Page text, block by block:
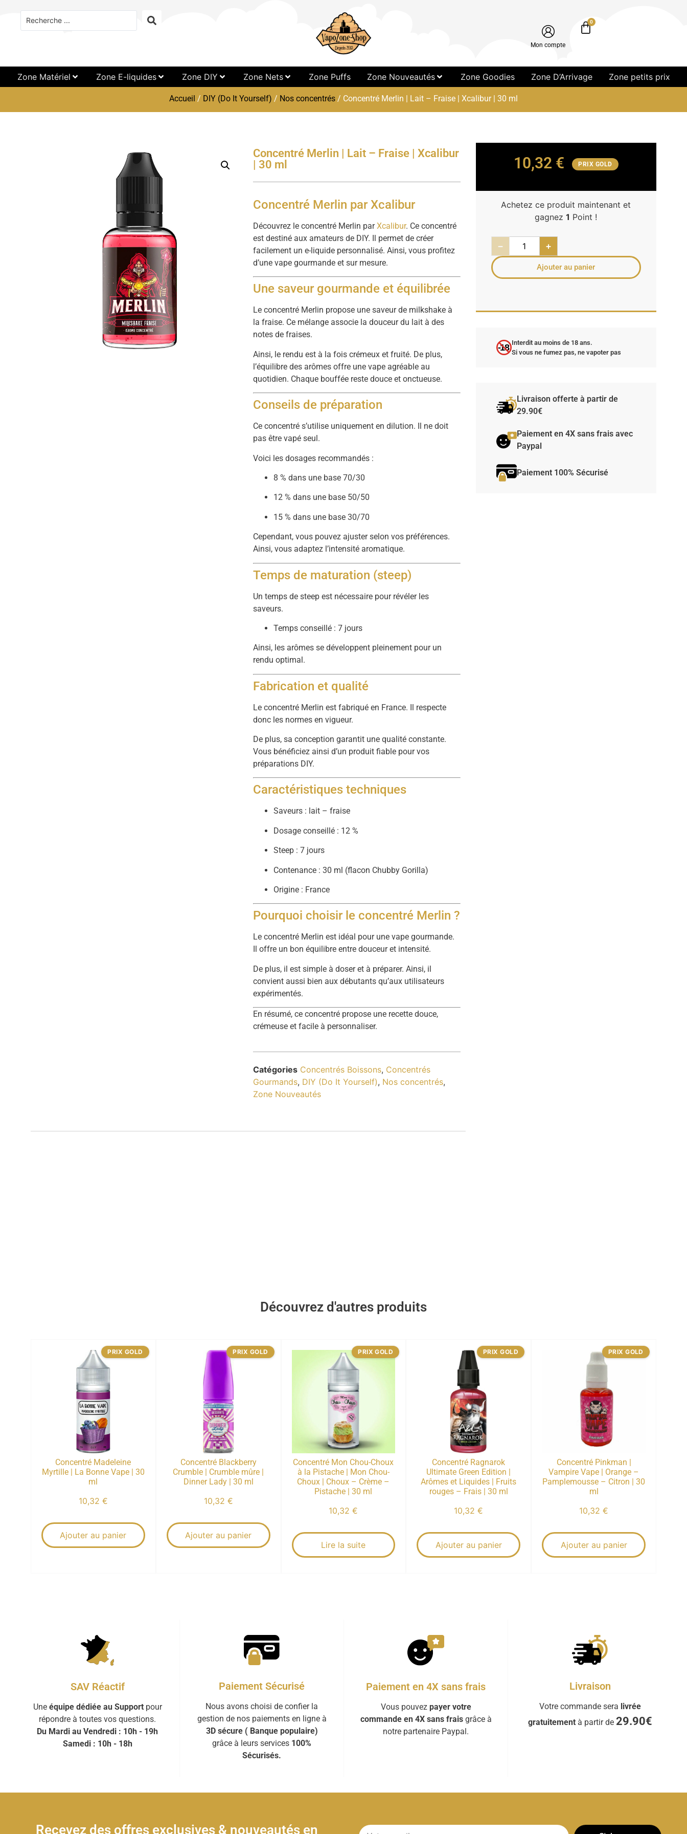
Mon compte
0
Zone Matériel Zone E-liquides Zone DIY Zone Nets Zone Puffs Zone Nouveautés Zone Goodies Zone D’Arrivage Zone petits prix
Accueil / DIY (Do It Yourself) / Nos concentrés / Concentré Merlin | Lait – Fraise | Xcalibur | 30 ml
Concentré Merlin | Lait – Fraise | Xcalibur
| 30 ml
Concentré Merlin par Xcalibur
Découvrez le concentré Merlin parXcalibur. Ce concentré
est destiné aux amateurs de DIY. Il permet de créer
facilement un e-liquide personnalisé. Ainsi, vous profitez
d’une vape gourmande et sur mesure.
Une saveur gourmande et équilibrée
Le concentré Merlin propose une saveur de milkshake à
la fraise. Ce mélange associe la douceur du lait à des
notes de fraises.
Ainsi, le rendu est à la fois crémeux et fruité. De plus,
l’équilibre des arômes offre une vape agréable au
quotidien. Chaque bouffée reste douce et onctueuse.
Conseils de préparation
Ce concentré s’utilise uniquement en dilution. Il ne doit
pas être vapé seul.
Voici les dosages recommandés :
8 % dans une base 70/30
12 % dans une base 50/50
15 % dans une base 30/70
Cependant, vous pouvez ajuster selon vos préférences.
Ainsi, vous adaptez l’intensité aromatique.
Temps de maturation (steep)
Un temps de steep est nécessaire pour révéler les
saveurs.
Temps conseillé : 7 jours
Ainsi, les arômes se développent pleinement pour un
rendu optimal.
Fabrication et qualité
Le concentré Merlin est fabriqué en France. Il respecte
donc les normes en vigueur.
De plus, sa conception garantit une qualité constante.
Vous bénéficiez ainsi d’un produit fiable pour vos
préparations DIY.
Caractéristiques techniques
Saveurs : lait – fraise
Dosage conseillé : 12 %
Steep : 7 jours
Contenance : 30 ml (flacon Chubby Gorilla)
Origine : France
Pourquoi choisir le concentré Merlin ?
Le concentré Merlin est idéal pour une vape gourmande.
Il offre un bon équilibre entre douceur et intensité.
De plus, il est simple à doser et à préparer. Ainsi, il
convient aussi bien aux débutants qu’aux utilisateurs
expérimentés.
En résumé, ce concentré propose une recette douce,
crémeuse et facile à personnaliser.
Catégories Concentrés Boissons, Concentrés
Gourmands, DIY (Do It Yourself), Nos concentrés,
Zone Nouveautés
10,32 € PRIX GOLD
Achetez ce produit maintenant et
gagnez1 Point !
− +
Ajouter au panier
-18 Interdit au moins de 18 ans.
Si vous ne fumez pas, ne vapoter pas
Livraison offerte à partir de
29.90€
Paiement en 4X sans frais avec
Paypal
Paiement 100% Sécurisé
Découvrez d'autres produits
Concentré Madeleine
Myrtille | La Bonne Vape | 30
ml
10,32 €
Ajouter au panier
PRIX GOLD
Concentré Blackberry
Crumble | Crumble mûre |
Dinner Lady | 30 ml
10,32 €
Ajouter au panier
PRIX GOLD
Concentré Mon Chou-Choux
à la Pistache | Mon Chou-
Choux | Choux – Crème –
Pistache | 30 ml
10,32€
Lire la suite
PRIX GOLD
Concentré Ragnarok
Ultimate Green Edition |
Arômes et Liquides | Fruits
rouges – Frais | 30 ml
10,32€
Ajouter au panier
PRIX GOLD
Concentré Pinkman |
Vampire Vape | Orange –
Pamplemousse – Citron | 30
ml
10,32€
Ajouter au panier
PRIX GOLD
SAV Réactif
Une équipe dédiée au Supportpour
répondre à toutes vos questions.
Du Mardi au Vendredi : 10h - 19h
Samedi : 10h - 18h
Paiement Sécurisé
Nous avons choisi de confier la
gestion de nos paiements en ligne à
3D sécure ( Banque populaire)
grâce à leurs services 100%
Sécurisés.
Paiement en 4X sans frais
Vous pouvez payer votre
commande en 4X sans fraisgrâce à
notre partenaire Paypal.
Livraison
Votre commande sera livrée
gratuitementà partir de 29.90€
Recevez des offres exclusives & nouveautés en